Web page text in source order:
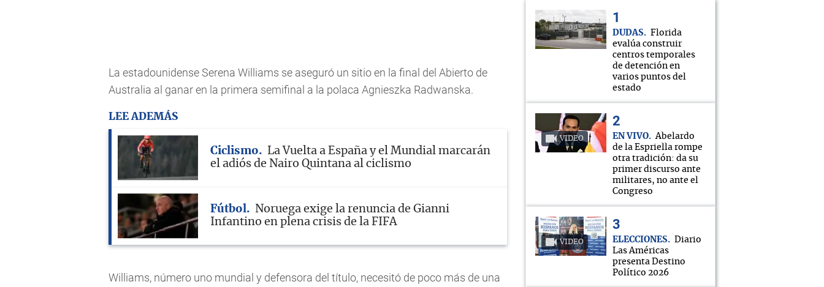
La estadounidense Serena Williams se aseguró un sitio en la final del Abierto de
Australia al ganar en la primera semifinal a la polaca Agnieszka Radwanska.
LEE ADEMÁS
Ciclismo
La Vuelta a España y el Mundial marcarán
el adiós de Nairo Quintana al ciclismo
Fútbol
Noruega exige la renuncia de Gianni
Infantino en plena crisis de la FIFA
Williams, número uno mundial y defensora del título, necesitó de poco más de una
DUDAS
Florida
evalúa construir
centros temporales
de detención en
varios puntos del
estado
VIDEO EN VIVO
Abelardo
de la Espriella rompe
otra tradición: da su
primer discurso ante
militares, no ante el
Congreso
VIDEO ELECCIONES
Diario
Las Américas
presenta Destino
Político 2026